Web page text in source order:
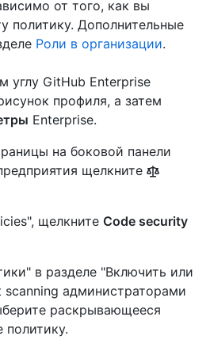
от того, как вы
политику. Дополнительные
Роли в организации.
углу GitHub Enterprise
профиля, а затем
Enterprise.
на боковой панели
щелкните
щелкните Code security
в разделе "Включить или
scanning администраторами
раскрывающееся